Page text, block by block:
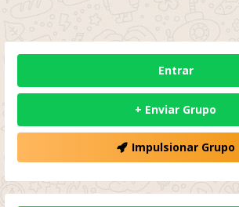
Entrar
+ Enviar Grupo
Impulsionar Grupo